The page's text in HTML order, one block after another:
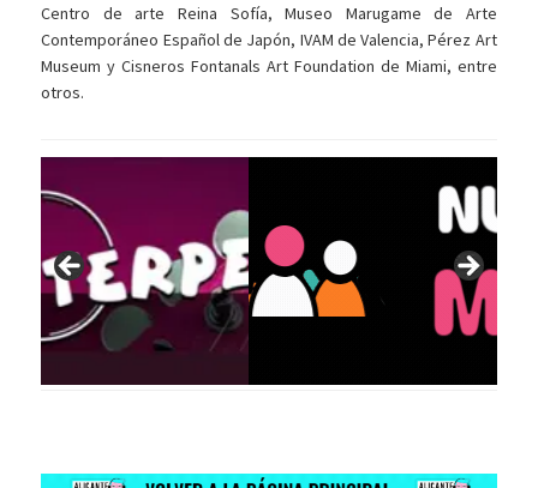
Centro de arte Reina Sofía, Museo Marugame de Arte
Contemporáneo Español de Japón, IVAM de Valencia, Pérez Art
Museum y Cisneros Fontanals Art Foundation de Miami, entre
otros.